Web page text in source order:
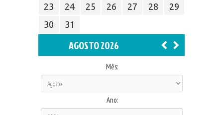
23
24 25 26 27 28
29
30
31
AGOSTO 2026
Mês:
Ano: